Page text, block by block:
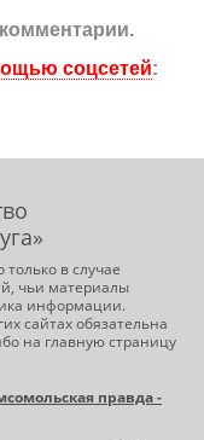
соцсетей:
в случае
чьи материалы
информации.
сайтах обязательна
на главную страницу
правда -